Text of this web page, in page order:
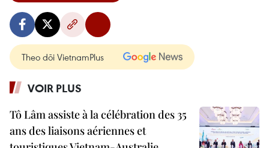
Theo dõi VietnamPlus
VOIR PLUS
Tô Lâm assiste à la célébration des 35
ans des liaisons aériennes et